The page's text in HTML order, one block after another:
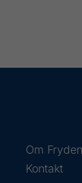
Om
Kontakt